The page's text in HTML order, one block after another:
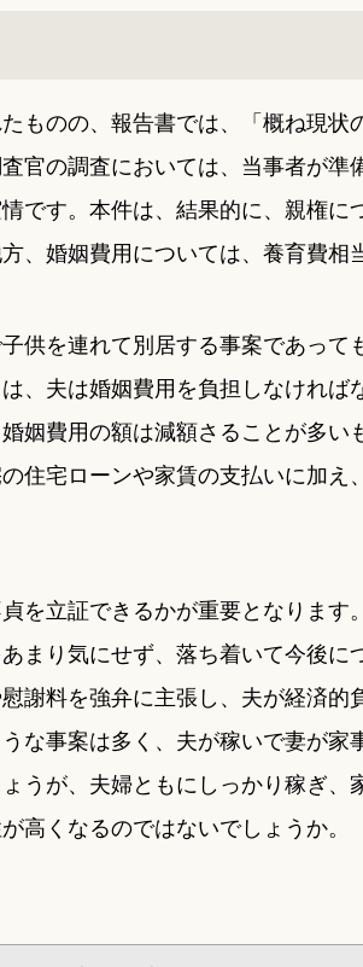
ものの、報告書では、「概ね現状
官の調査においては、当事者が準
です。本件は、結果的に、親権に
、婚姻費用については、養育費相
供を連れて別居する事案であって
、夫は婚姻費用を負担しなければ
姻費用の額は減額さることが多い
住宅ローンや家賃の支払いに加え
を立証できるかが重要となります
まり気にせず、落ち着いて今後に
謝料を強弁に主張し、夫が経済的
な事案は多く、夫が稼いで妻が家
うが、夫婦ともにしっかり稼ぎ、
高くなるのではないでしょうか。